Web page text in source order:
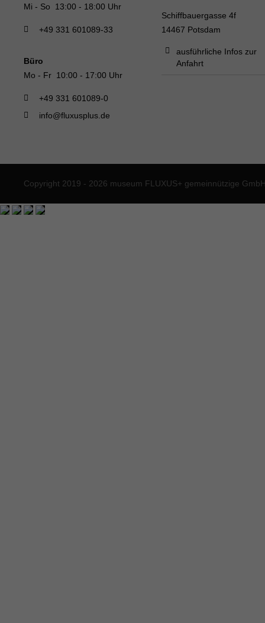
Mi - So 13:00 - 18:00 Uhr
+49 331 601089-33
Büro
Mo - Fr 10:00 - 17:00 Uhr
+49 331 601089-0
info@fluxusplus.de
Schiffbauergasse 4f
14467 Potsdam
ausführliche Infos zur
Anfahrt
Copyright 2019 - 2026 museum FLUXUS+ gemeinnützige